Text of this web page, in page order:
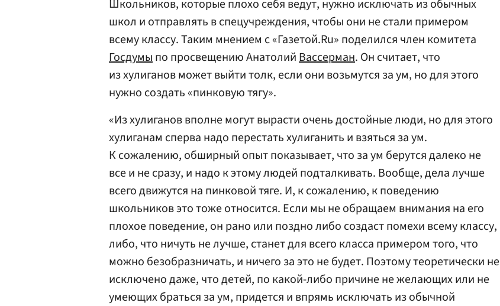
Школьников, которые плохо себя ведут, нужно исключать из обычных
школ и отправлять в спецучреждения, чтобы они не стали примером
всему классу. Таким мнением с «Газетой.Ru» поделился член комитета
Госдумыпо просвещению АнатолийВассерман. Он считает, что
из хулиганов может выйти толк, если они возьмутся за ум, но для этого
нужно создать «пинковую тягу».
«Из хулиганов вполне могут вырасти очень достойные люди, но для этого
хулиганам сперва надо перестать хулиганить и взяться за ум.
К сожалению, обширный опыт показывает, что за ум берутся далеко не
все и не сразу, и надо к этому людей подталкивать. Вообще, дела лучше
всего движутся на пинковой тяге. И, к сожалению, к поведению
школьников это тоже относится. Если мы не обращаем внимания на его
плохое поведение, он рано или поздно либо создаст помехи всему классу,
либо, что ничуть не лучше, станет для всего класса примером того, что
можно безобразничать, и ничего за это не будет. Поэтому теоретически не
исключено даже, что детей, по какой-либо причине не желающих или не
умеющих браться за ум, придется и впрямь исключать из обычной